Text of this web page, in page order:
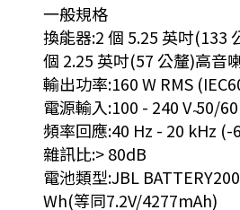
一般規格
換能器:2 個 5.25 英吋(133
個 2.25 英吋(57 公釐)高音
輸出功率:160 W RMS
電源輸入:100 - 240 V ̴50/
頻率回應:40 Hz - 20 kHz (-
雜訊比:> 80dB
電池類型:JBL
Wh(等同7.2V/4277mAh)